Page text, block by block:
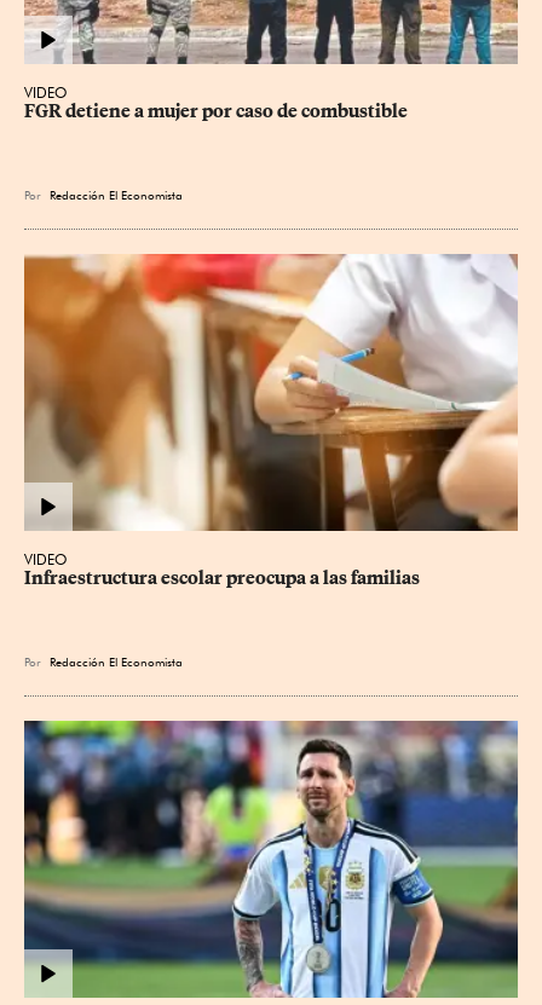
VIDEO
FGR detiene a mujer por caso de combustible
Por Redacción El Economista
VIDEO
Infraestructura escolar preocupa a las familias
Por Redacción El Economista